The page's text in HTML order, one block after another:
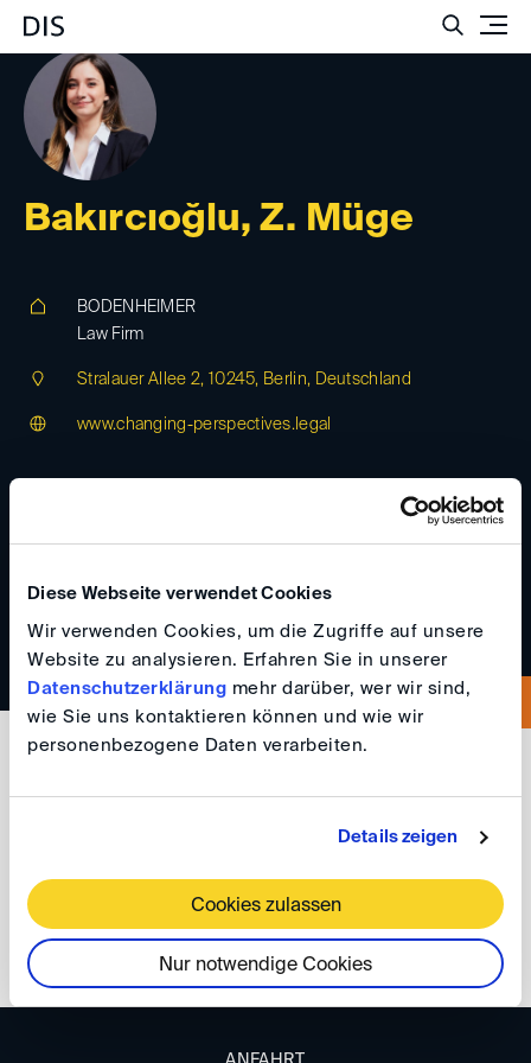
Diese Webseite verwendet Cookies
Wir verwenden Cookies, um die Zugriffe auf unsere
Website zu analysieren. Erfahren Sie in unserer
Datenschutzerklärung mehr darüber, wer wir sind,
wie Sie uns kontaktieren können und wie wir
personenbezogene Daten verarbeiten.
Details zeigen
Cookies zulassen
Nur notwendige Cookies
Bakırcıoğlu, Z. Müge
BODENHEIMER
Law Firm
Stralauer Allee 2, 10245, Berlin, Deutschland
www.changing-perspectives.legal
Sprachen
Türkisch